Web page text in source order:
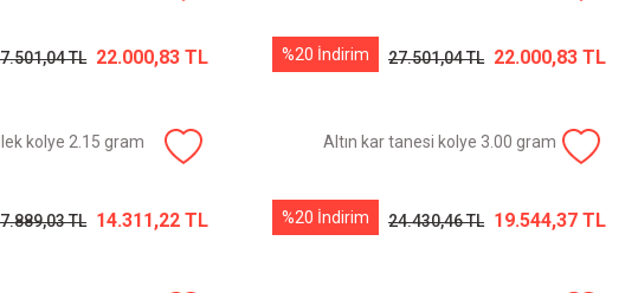
TL 22.000,83 TL %20 İndirim 27.501,04 TL 22.000,83 TL
kolye 2.15 gram
TL 14.311,22 TL
Altın kar tanesi kolye 3.00 gram
%20 İndirim 24.430,46 TL 19.544,37 TL